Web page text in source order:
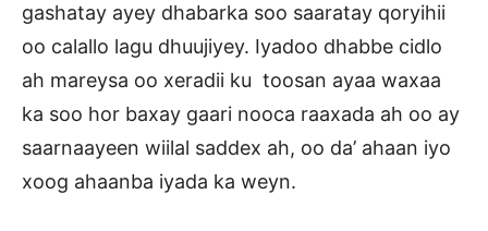
gashatay ayey dhabarka soo saaratay qoryihii
oo calallo lagu dhuujiyey. Iyadoo dhabbe cidlo
ah mareysa oo xeradii ku toosan ayaa waxaa
ka soo hor baxay gaari nooca raaxada ah oo ay
saarnaayeen wiilal saddex ah, oo da’ ahaan iyo
xoog ahaanba iyada ka weyn.